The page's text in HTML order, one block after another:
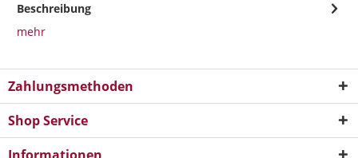
Beschreibung
mehr
Zahlungsmethoden
Shop Service